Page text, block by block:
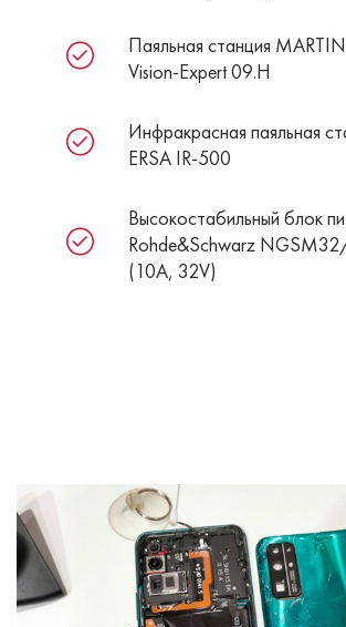
Паяльная станция
Vision-Expert 09.H
Инфракрасная паяльная
ERSA IR-500
Высокостабильный блок
Rohde&Schwarz
(10А, 32V)